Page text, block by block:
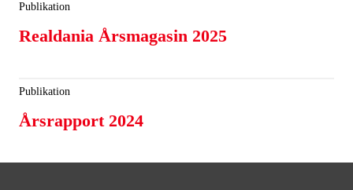
Publikation
Realdania Årsmagasin 2025
Publikation
Årsrapport 2024